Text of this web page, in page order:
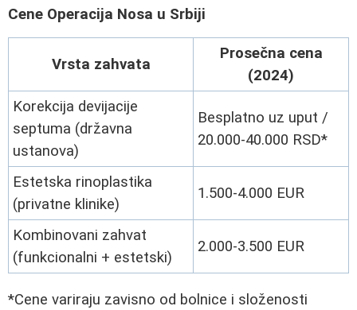
Cene Operacija Nosa u Srbiji
Vrsta zahvata
Prosečna cena
(2024)
Korekcija devijacije
septuma (državna
ustanova)
Besplatno uz uput /
20.000-40.000 RSD*
Estetska rinoplastika
(privatne klinike)
1.500-4.000 EUR
Kombinovani zahvat
(funkcionalni + estetski)
2.000-3.500 EUR
*Cene variraju zavisno od bolnice i složenosti